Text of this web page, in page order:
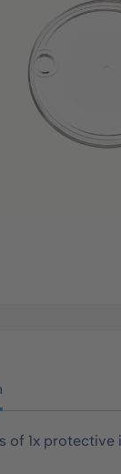
of 1x protective